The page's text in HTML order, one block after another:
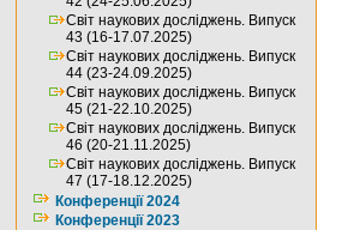
Світ наукових досліджень. Випуск
43 (16-17.07.2025)
Світ наукових досліджень. Випуск
44 (23-24.09.2025)
Світ наукових досліджень. Випуск
45 (21-22.10.2025)
Світ наукових досліджень. Випуск
46 (20-21.11.2025)
Світ наукових досліджень. Випуск
47 (17-18.12.2025)
Конференції 2024
Конференції 2023